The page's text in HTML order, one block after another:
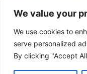
We value your
We use cookies to
serve personalized
By clicking "Accept
Contact